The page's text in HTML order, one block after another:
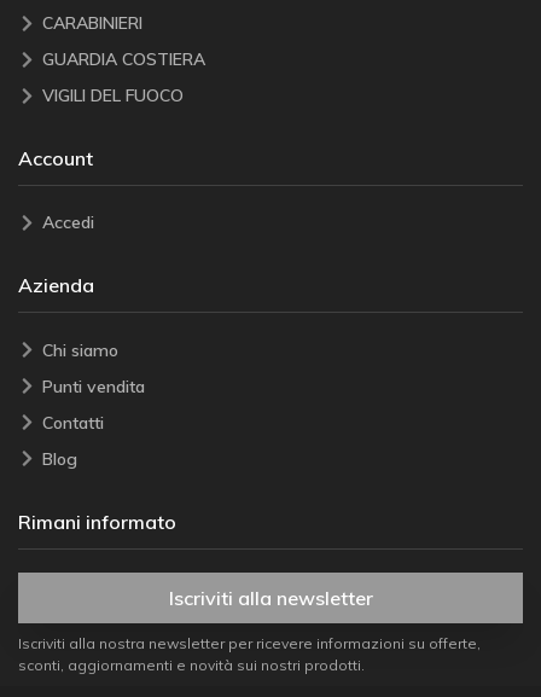
CARABINIERI
GUARDIA COSTIERA
VIGILI DEL FUOCO
Account
Accedi
Azienda
Chi siamo
Punti vendita
Contatti
Blog
Rimani informato
Iscriviti alla newsletter
Iscriviti alla nostra newsletter per ricevere informazioni su offerte,
sconti, aggiornamenti e novità sui nostri prodotti.